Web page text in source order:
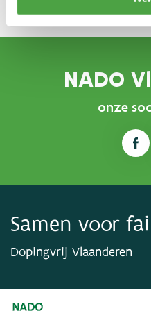
NADO
onze
Samen voor
Dopingvrij Vlaanderen